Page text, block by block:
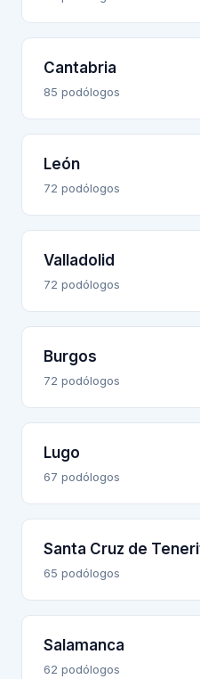
Cantabria
85 podólogos
León
72 podólogos
Valladolid
72 podólogos
Burgos
72 podólogos
Lugo
67 podólogos
Santa Cruz de
65 podólogos
Salamanca
62 podólogos